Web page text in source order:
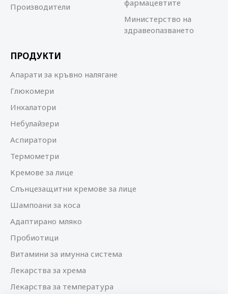
Производители
фармацевтите
Министерство на
здравеопазването
ПРОДУКТИ
Апарати за кръвно налягане
Глюкомери
Инхалатори
Небулайзери
Аспиратори
Термометри
Кремове за лице
Слънцезащитни кремове за лице
Шампоани за коса
Адаптирано мляко
Пробиотици
Витамини за имунна система
Лекарства за хрема
Лекарства за температура